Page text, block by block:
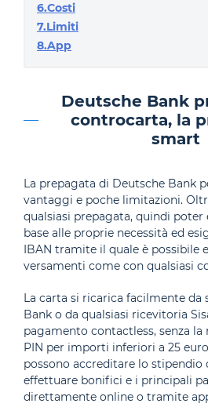
6.Costi
7.Limiti
8.App
Deutsche Bank
controcarta, la
smart
La prepagata di Deutsche Bank
vantaggi e poche limitazioni.
qualsiasi prepagata, quindi poter
base alle proprie necessità ed
IBAN tramite il quale è possibile
versamenti come con qualsiasi
La carta si ricarica facilmente da
Bank o da qualsiasi ricevitoria
pagamento contactless, senza
PIN per importi inferiori a 25
possono accreditare lo stipendio
effettuare bonifici e i principali
direttamente online o tramite